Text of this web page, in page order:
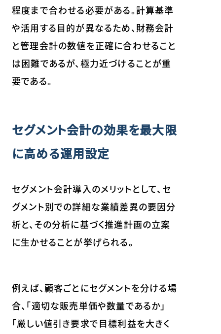
程度まで合わせる必要がある。計算基準
や活用する目的が異なるため、財務会計
と管理会計の数値を正確に合わせること
は困難であるが、極力近づけることが重
要である。
セグメント会計の効果を最大限
に高める運用設定
セグメント会計導入のメリットとして、セ
グメント別での詳細な業績差異の要因分
析と、その分析に基づく推進計画の立案
に生かせることが挙げられる。
例えば、顧客ごとにセグメントを分ける場
合、「適切な販売単価や数量であるか」
「厳しい値引き要求で目標利益を大きく